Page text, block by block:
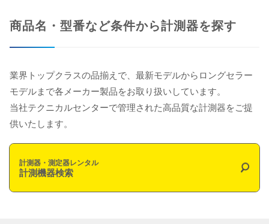
商品名・型番など条件から計測器を探す
業界トップクラスの品揃えで、最新モデルからロングセラー
モデルまで各メーカー製品をお取り扱いしています。
当社テクニカルセンターで管理された高品質な計測器をご提
供いたします。
計測器・測定器レンタル
計測機器検索